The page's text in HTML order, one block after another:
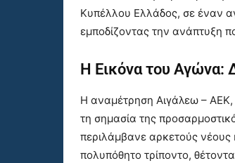
Κυπέλλου Ελλάδος, σε έναν
εμποδίζοντας την ανάπτυξη
Η Εικόνα του Αγώνα:
Η αναμέτρηση Αιγάλεω – ΑΕΚ,
τη σημασία της
περιλάμβανε αρκετούς
πολυπόθητο τρίποντο,